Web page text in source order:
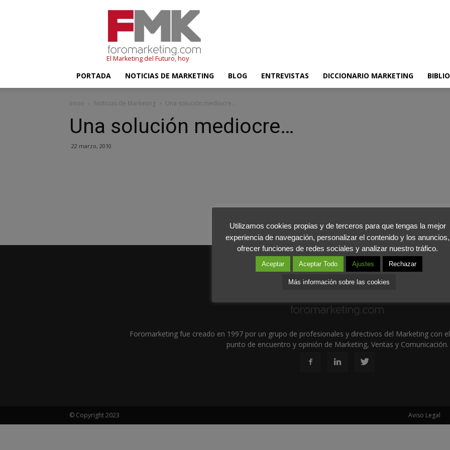
El Marketing del Futuro, hoy
PORTADA NOTICIAS DE MARKETING BLOG ENTREVISTAS DICCIONARIO MARKETING
Inicio Noticias de Marketing Una solución mediocre…
Una solución mediocre…
22 marzo, 2010
Foromarketing fue creado en 1997 por un grupo de profesionales y directivos del Marketing con
punto de encuentro y opinión de Marketing, Ventas y Comunicación.
Aviso Legal
© Copyright 2023
Utilizamos cookies propias y de terceros para que tengas la mejor
experiencia de navegación, personalizar el contenido y los anuncios,
ofrecer funciones de redes sociales y analizar nuestro tráfico.
Aceptar Aceptar Todo Ajustes Rechazar
Más información sobre las cookies